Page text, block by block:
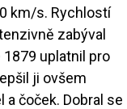
km/s. Rychlostí
zabýval
1879 uplatnil pro
ji ovšem
čoček. Dobral se